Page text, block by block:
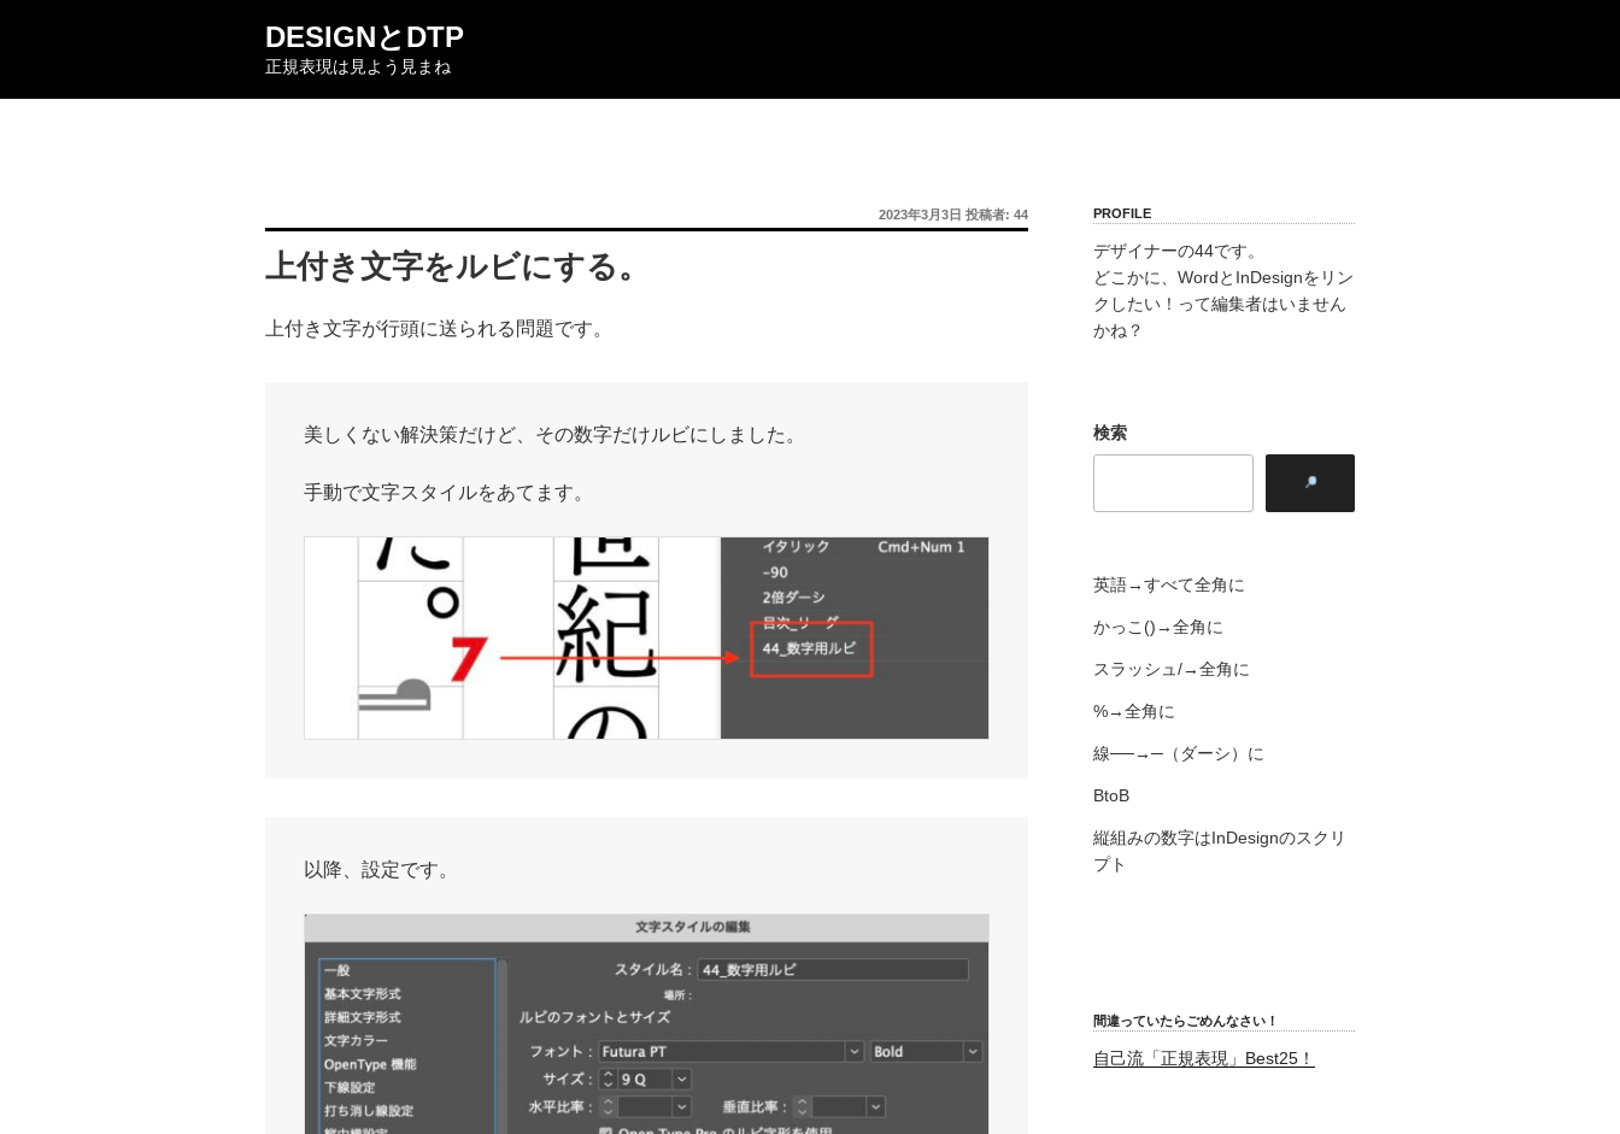
ン
DESIGNとDTP
正規表現は見よう見まね
投
稿
2023年3月3日 投稿者: 44
上付き文字をルビにする。
上付き文字が行頭に送られる問題です。
美しくない解決策だけど、その数字だけルビにしました。
手動で文字スタイルをあてます。
以降、設定です。
PROFILE
デザイナーの44です。
どこかに、WordとInDesignをリン
クしたい！って編集者はいません
かね？
検索
英語→すべて全角に
かっこ()→全角に
スラッシュ/→全角に
%→全角に
線──→─（ダーシ）に
BtoB
縦組みの数字はInDesignのスクリ
プト
間違っていたらごめんなさい！
自己流「正規表現」Best25！